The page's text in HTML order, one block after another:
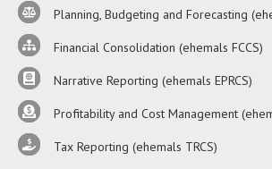
Planning, Budgeting and Forecasting
Financial Consolidation (ehemals FCCS)
Narrative Reporting (ehemals EPRCS)
Profitability and Cost Management
Tax Reporting (ehemals TRCS)